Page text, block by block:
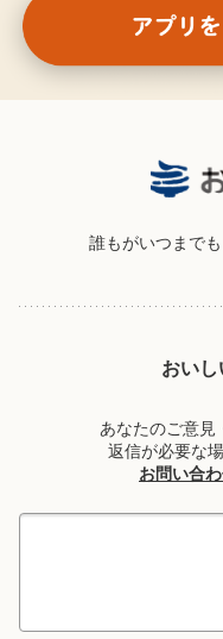
誰もがいつまでも
おい
あなたのご意見
返信が必要な
お問い合